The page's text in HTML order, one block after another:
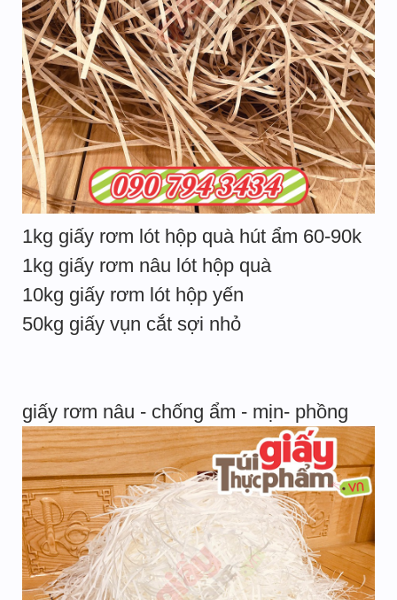
1kg giấy rơm lót hộp quà hút ẩm 60-90k
1kg giấy rơm nâu lót hộp quà
10kg giấy rơm lót hộp yến
50kg giấy vụn cắt sợi nhỏ
giấy rơm nâu - chống ẩm - mịn- phồng